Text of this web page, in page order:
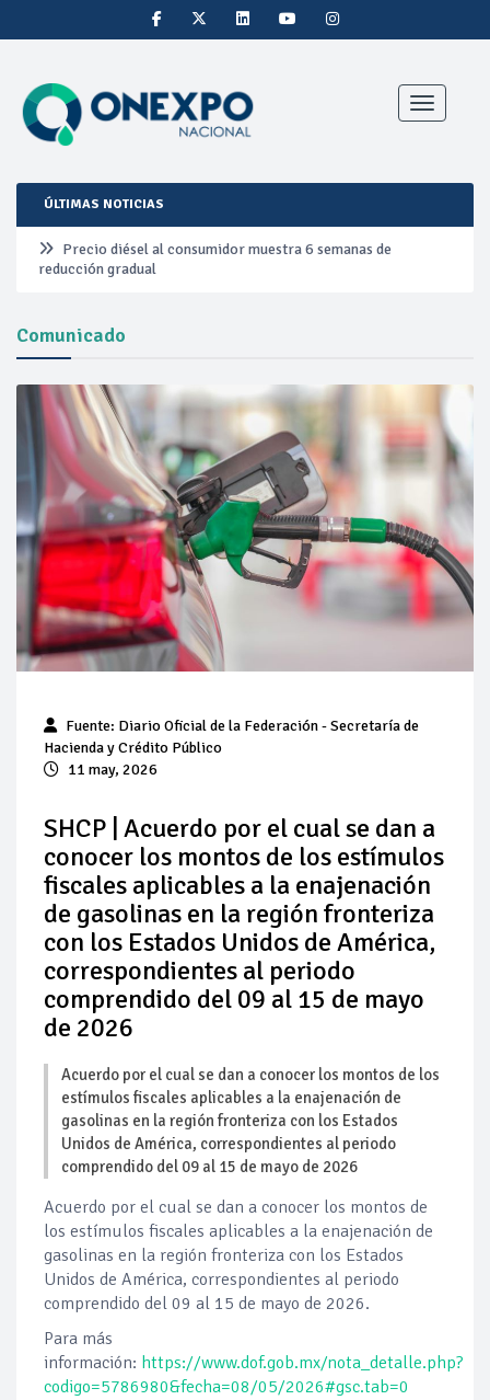
Toggle
ÚLTIMAS NOTICIAS
Precio diésel al consumidor muestra 6 semanas de
reducción gradual
Pemex ante la refinación clandestina
Petrobras duplica ganancias en segundo trimestre por
precios del petróleo y producción récord
Cautela en el mercado por conversaciones Irán-Omán
mantienen precios al alza
Pierde Pemex 71 millones de pesos al día por
"procesadoras" ilegales
Pacto dispara 83% ventas diésel Pemex
Incertidumbre regulatoria pone a prueba las inversiones de
las Estaciones de Servicio familiares
espera estabilización del mercado
Baja 5% más el precio internacional del crudo por posible
Petróleo continúa su descenso en el mercado internacional
Comunicado
Fuente: Diario Oficial de la Federación - Secretaría de
Hacienda y Crédito Público
11 may, 2026
SHCP | Acuerdo por el cual se dan a
conocer los montos de los estímulos
fiscales aplicables a la enajenación
de gasolinas en la región fronteriza
con los Estados Unidos de América,
correspondientes al periodo
comprendido del 09 al 15 de mayo
de 2026
Acuerdo por el cual se dan a conocer los montos de los
estímulos fiscales aplicables a la enajenación de
gasolinas en la región fronteriza con los Estados
Unidos de América, correspondientes al periodo
comprendido del 09 al 15 de mayo de 2026
Acuerdo por el cual se dan a conocer los montos de
los estímulos fiscales aplicables a la enajenación de
gasolinas en la región fronteriza con los Estados
Unidos de América, correspondientes al periodo
comprendido del 09 al 15 de mayo de 2026.
Para más
información: https://www.dof.gob.mx/nota_detalle.php?
codigo=5786980&fecha=08/05/2026#gsc.tab=0